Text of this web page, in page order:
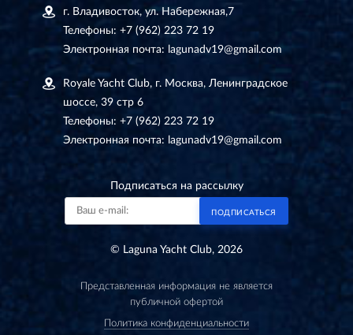
г. Владивосток, ул. Набережная,7
Телефоны: +7 (962) 223 72 19
Электронная почта: lagunadv19@gmail.com
Royale Yacht Club, г. Москва, Ленинградское
шоссе, 39 стр 6
Телефоны: +7 (962) 223 72 19
Электронная почта: lagunadv19@gmail.com
Подписаться на рассылку
ПОДПИСАТЬСЯ
© Laguna Yacht Club, 2026
Представленная информация не является
публичной офертой
Политика конфиденциальности